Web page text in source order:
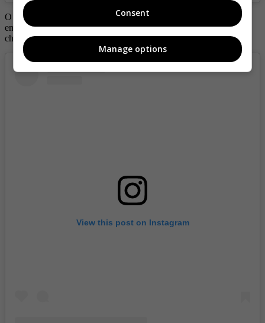
O cuando se ha tomado fotos abriéndose la camisa, dejando ver su
enorme delantera y dejando a más de un fan boquiabierto y hasta
chorreando la baba.
View this post on Instagram
Consent
Manage options